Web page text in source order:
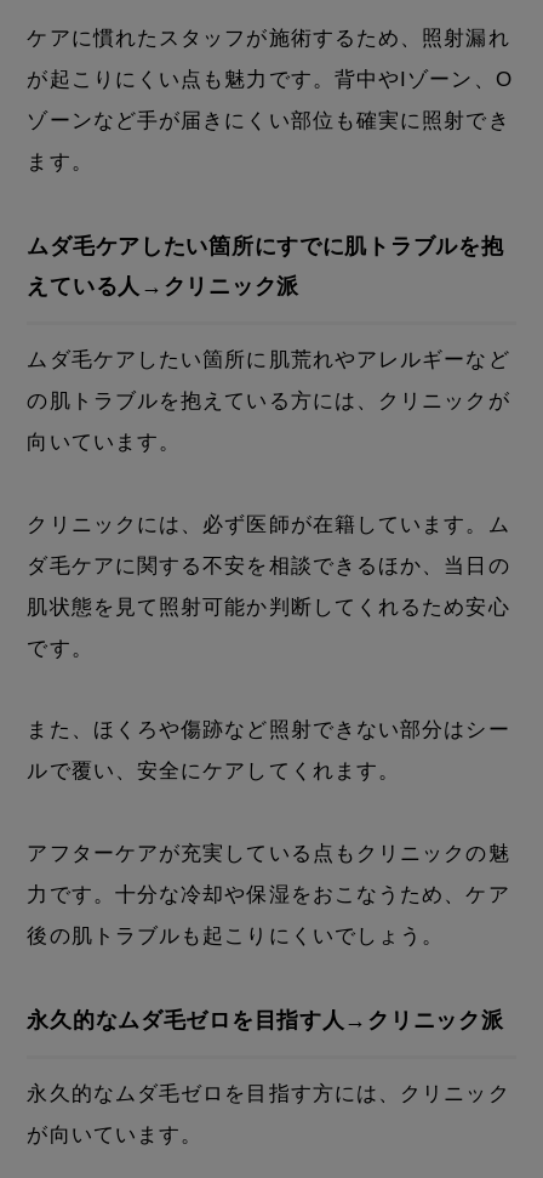
ケアに慣れたスタッフが施術するため、照射漏れ
が起こりにくい点も魅力です。背中やIゾーン、O
ゾーンなど手が届きにくい部位も確実に照射でき
ます。
ムダ毛ケアしたい箇所にすでに肌トラブルを抱
えている人→クリニック派
ムダ毛ケアしたい箇所に肌荒れやアレルギーなど
の肌トラブルを抱えている方には、クリニックが
向いています。
クリニックには、必ず医師が在籍しています。ム
ダ毛ケアに関する不安を相談できるほか、当日の
肌状態を見て照射可能か判断してくれるため安心
です。
また、ほくろや傷跡など照射できない部分はシー
ルで覆い、安全にケアしてくれます。
アフターケアが充実している点もクリニックの魅
力です。十分な冷却や保湿をおこなうため、ケア
後の肌トラブルも起こりにくいでしょう。
永久的なムダ毛ゼロを目指す人→クリニック派
永久的なムダ毛ゼロを目指す方には、クリニック
が向いています。